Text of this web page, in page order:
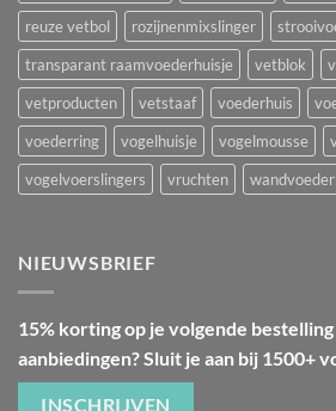
reuze vetbol
rozijnenmixslinger
transparant raamvoederhuisje
vetblok
vetproducten
vetstaaf voederhuis
voederring
vogelhuisje vogelmousse
vogelvoerslingers
vruchten
NIEUWSBRIEF
15% korting op je volgende
aanbiedingen? Sluit je aan bij 1500+
INSCHRIJVEN